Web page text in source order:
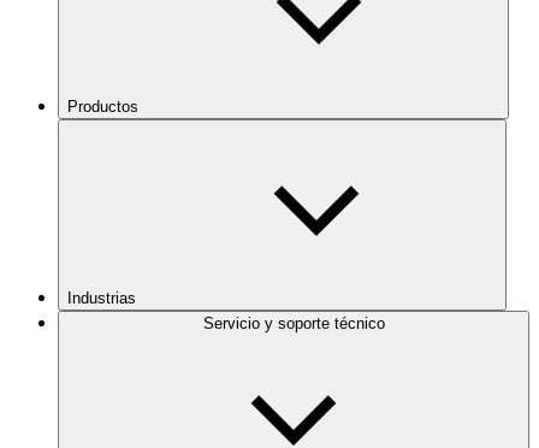
Productos
Industrias
Servicio y soporte técnico